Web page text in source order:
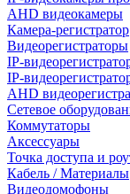
AHD видеокамеры
Камера-регистратор
Видеорегистраторы
IP-
IP-
AHD
Сетевое
Коммутаторы
Аксессуары
Точка доступа и
Кабель / Материалы
Видеодомофоны